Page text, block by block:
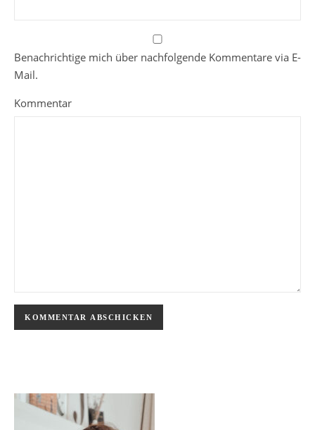
Benachrichtige mich über nachfolgende Kommentare via E-
Mail.
Kommentar